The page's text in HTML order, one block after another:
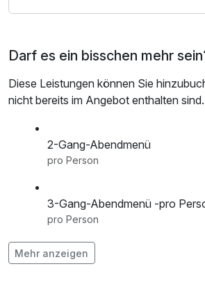
Darf es ein bisschen mehr
Diese Leistungen können Sie
nicht bereits im Angebot enthalten sind.
2-Gang-Abendmenü
pro Person
3-Gang-Abendmenü -pro
pro Person
3-Gang-Candlelight-Dinner
pro Person
Mehr anzeigen